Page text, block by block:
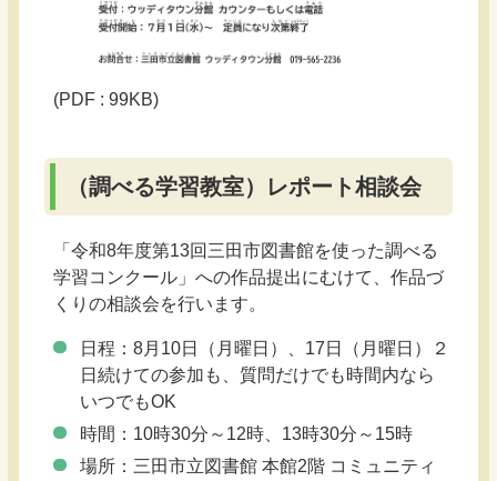
(PDF : 99KB)
（調べる学習教室）レポート相談会
「令和8年度第13回三田市図書館を使った調べる
学習コンクール」への作品提出にむけて、作品づ
くりの相談会を行います。
日程：8月10日（月曜日）、17日（月曜日）２
日続けての参加も、質問だけでも時間内なら
いつでもOK
時間：10時30分～12時、13時30分～15時
場所：三田市立図書館 本館2階 コミュニティ